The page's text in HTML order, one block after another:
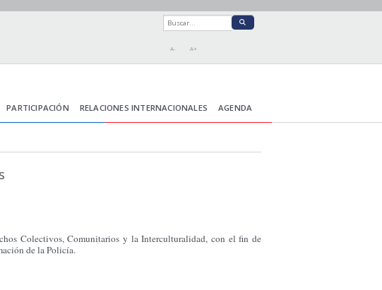
A- A+
PARTICIPACIÓN RELACIONES INTERNACIONALES AGENDA
Colectivos, Comunitarios y la Interculturalidad, con el fin de
de la Policía.